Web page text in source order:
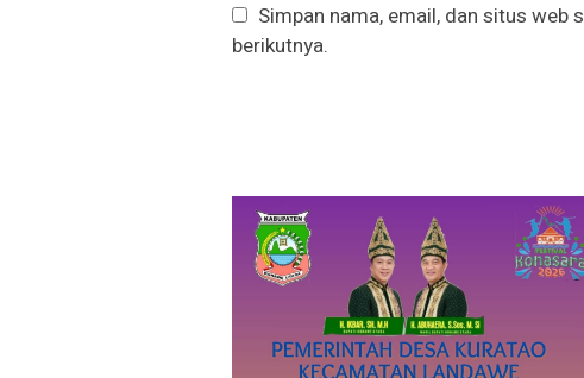
Simpan nama, email, dan situs web
berikutnya.